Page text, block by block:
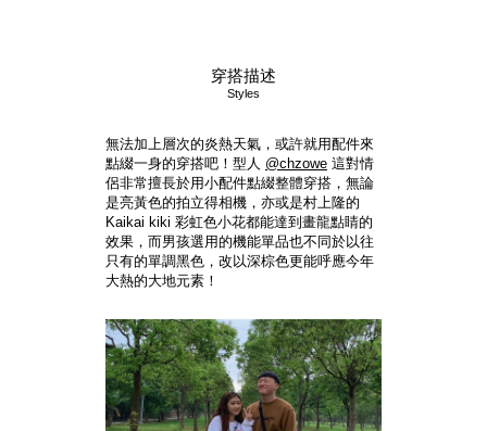
穿搭描述
Styles
無法加上層次的炎熱天氣，或許就用配件來
點綴一身的穿搭吧！型人 @chzowe 這對情
侶非常擅長於用小配件點綴整體穿搭，無論
是亮黃色的拍立得相機，亦或是村上隆的
Kaikai kiki 彩虹色小花都能達到畫龍點睛的
效果，而男孩選用的機能單品也不同於以往
只有的單調黑色，改以深棕色更能呼應今年
大熱的大地元素！